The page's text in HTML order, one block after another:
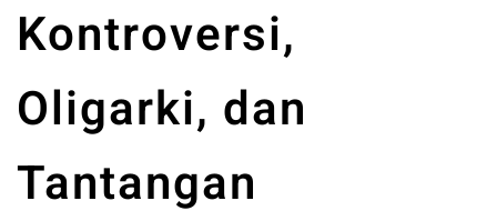
Kontroversi,
Oligarki, dan
Tantangan